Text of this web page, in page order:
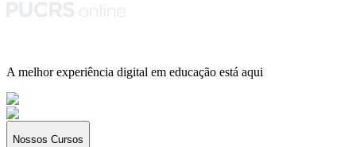
A melhor experiência digital em educação está aqui
Nossos Cursos